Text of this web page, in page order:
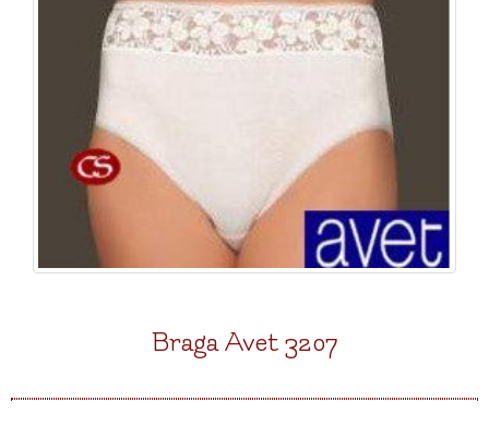
Braga Avet 3207